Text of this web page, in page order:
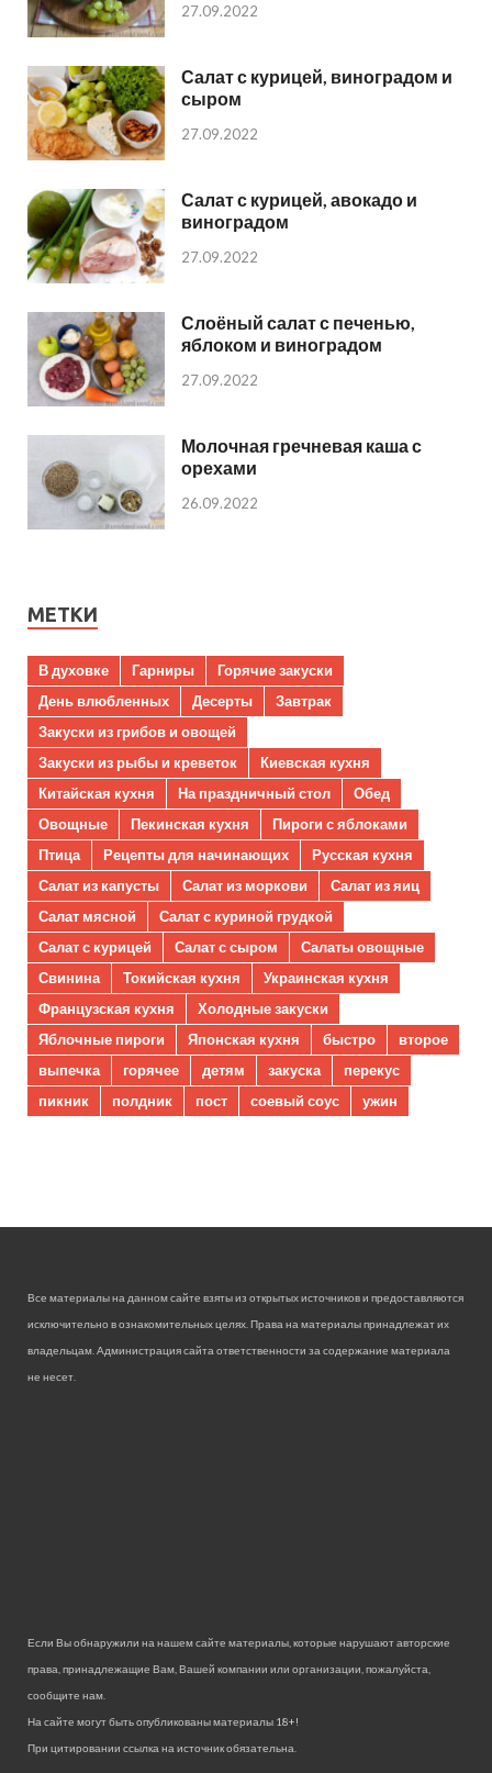
27.09.2022
Салат с курицей, виноградом и
сыром
27.09.2022
Салат с курицей, авокадо и
виноградом
27.09.2022
Слоёный салат с печенью,
яблоком и виноградом
27.09.2022
Молочная гречневая каша с
орехами
26.09.2022
МЕТКИ
В духовке Гарниры
Горячие закуски
День влюбленных
Десерты
Завтрак
Закуски из грибов и овощей
Закуски из рыбы и креветок
Киевская кухня
Китайская кухня
На праздничный стол
Обед
Овощные
Пекинская кухня
Пироги с яблоками
Птица
Рецепты для начинающих
Русская кухня
Салат из капусты
Салат из моркови
Салат из яиц
Салат мясной
Салат с куриной грудкой
Салат с курицей
Салат с сыром
Салаты овощные
Свинина
Токийская кухня
Украинская кухня
Французская кухня
Холодные закуски
Яблочные пироги
Японская кухня быстро
второе
выпечка
горячее детям закуска
перекус
пикник
полдник пост соевый соус ужин
Все материалы на данном сайте взяты из открытых источников и предоставляются
исключительно в ознакомительных целях. Права на материалы принадлежат их
владельцам. Администрация сайта ответственности за содержание материала
не несет.
Если Вы обнаружили на нашем сайте материалы, которые нарушают авторские
права, принадлежащие Вам, Вашей компании или организации, пожалуйста,
сообщите нам.
На сайте могут быть опубликованы материалы 18+!
При цитировании ссылка на источник обязательна.